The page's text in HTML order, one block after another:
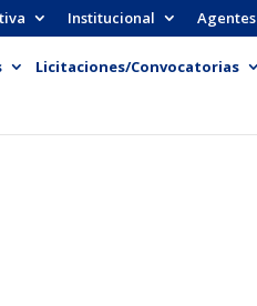
Institucional Agentes
Licitaciones/Convocatorias